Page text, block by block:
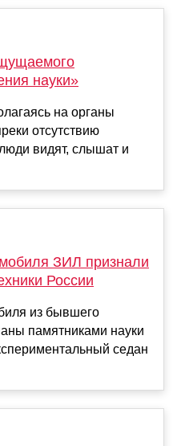
науки»
на органы
отсутствию
видят, слышат и
ЗИЛ признали
России
из бывшего
памятниками науки
седан